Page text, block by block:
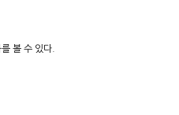
볼 수 있다.